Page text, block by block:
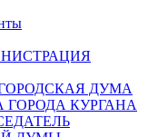
ДУМА
КУРГАНА